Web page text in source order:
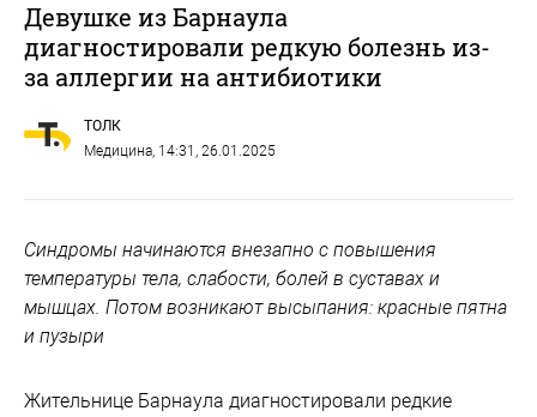
Девушке из Барнаула
диагностировали редкую болезнь из-
за аллергии на антибиотики
ТОЛК
Медицина, 14:31, 26.01.2025
Синдромы начинаются внезапно с повышения
температуры тела, слабости, болей в суставах и
мышцах. Потом возникают высыпания: красные пятна
и пузыри
Жительнице Барнаула диагностировали редкие